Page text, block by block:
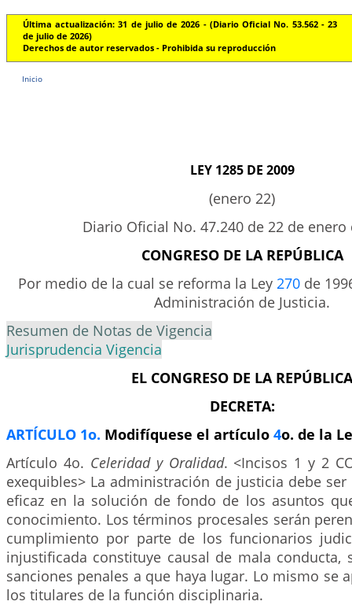
Última actualización: 31 de julio de 2026 - (Diario Oficial No. 53.562 - 23
de julio de 2026)
Derechos de autor reservados - Prohibida su reproducción
Inicio
LEY 1285 DE 2009
(enero 22)
Diario Oficial No. 47.240 de 22 de enero
CONGRESO DE LA REPÚBLICA
Por medio de la cual se reforma la Ley 270de
Administración de Justicia.
Resumen de Notas de Vigencia
Jurisprudencia Vigencia
EL CONGRESO DE LA REPÚBLICA
DECRETA:
ARTÍCULO 1o. Modifíquese el artículo 4o. de la
Artículo 4o. Celeridad y Oralidad. <Incisos 1 y 2
exequibles> La administración de justicia debe
eficaz en la solución de fondo de los asuntos
conocimiento. Los términos procesales serán
cumplimiento por parte de los funcionarios
injustificada constituye causal de mala conducta,
sanciones penales a que haya lugar. Lo mismo se
los titulares de la función disciplinaria.